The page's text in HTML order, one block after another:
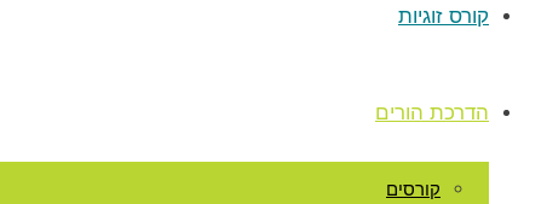
קורס זוגיות
הדרכת הורים
קורסים